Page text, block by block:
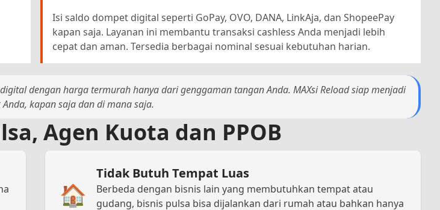
Isi saldo dompet digital seperti GoPay, OVO, DANA, LinkAja, dan ShopeePay
kapan saja. Layanan ini membantu transaksi cashless Anda menjadi lebih
cepat dan aman. Tersedia berbagai nominal sesuai kebutuhan harian.
dengan harga termurah hanya dari genggaman tangan Anda. MAXsi Reload siap menjadi
kapan saja dan di mana saja.
Agen Kuota dan PPOB
🏠
Tidak Butuh Tempat Luas
Berbeda dengan bisnis lain yang membutuhkan tempat atau
gudang, bisnis pulsa bisa dijalankan dari rumah atau bahkan hanya